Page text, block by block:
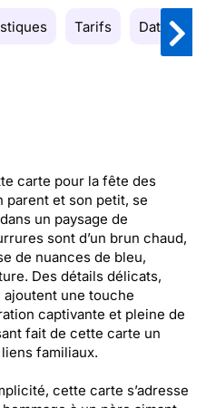
Tarifs Date de
carte pour la fête des
parent et son petit, se
un paysage de
sont d’un brun chaud,
de nuances de bleu,
Des détails délicats,
une touche
captivante et pleine de
fait de cette carte un
familiaux.
cette carte s’adresse